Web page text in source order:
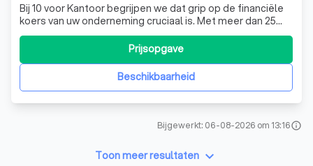
Bij 10 voor Kantoor begrijpen we dat grip op de financiële
koers van uw onderneming cruciaal is. Met meer dan 25
jaar ervaring in diverse bedrijfstakken, bied ik, Tineke van
Dijk-Dunning, als gecertificeerd belastingconsulent en
kwaliteitszorgmanager, allround ondersteuning en advies
op het gebied v
Beschikbaarheid
Prijsopgave
Bijgewerkt: 06-08-2026 om 13:16info
Toon meer resultaten keyboard_arrow_down